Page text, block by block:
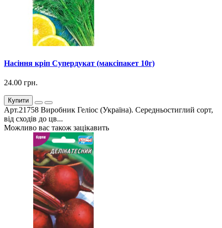
Насіння кріп Супердукат (максіпакет 10г)
24.00 грн.
Купити
Арт.21758 Виробник Геліос (Україна). Середньостиглий сорт,
від сходів до цв...
Можливо вас також зацікавить